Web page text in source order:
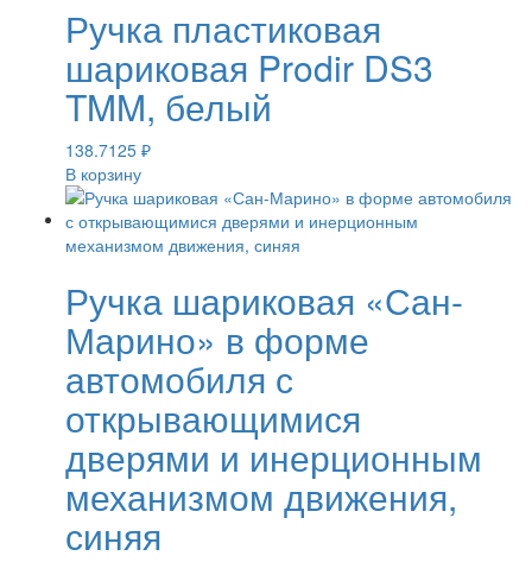
Ручка пластиковая
шариковая Prodir DS3
TMM, белый
138.7125 ₽
В корзину
Ручка шариковая «Сан-
Марино» в форме
автомобиля с
открывающимися
дверями и инерционным
механизмом движения,
синяя